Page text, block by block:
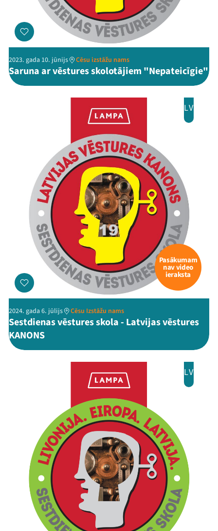
2023. gada 10. jūnijs Cēsu izstāžu nams
Saruna ar vēstures skolotājiem "Nepateicīgie"
LV
Pasākumam
nav video
ieraksta
2024. gada 6. jūlijs Cēsu Izstāžu nams
Sestdienas vēstures skola - Latvijas vēstures
KANONS
LV